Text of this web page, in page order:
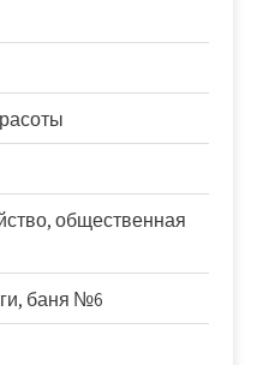
общественная
баня №6